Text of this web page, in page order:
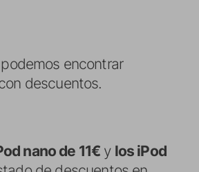
encontrar
descuentos.
nano de 11€ y los iPod